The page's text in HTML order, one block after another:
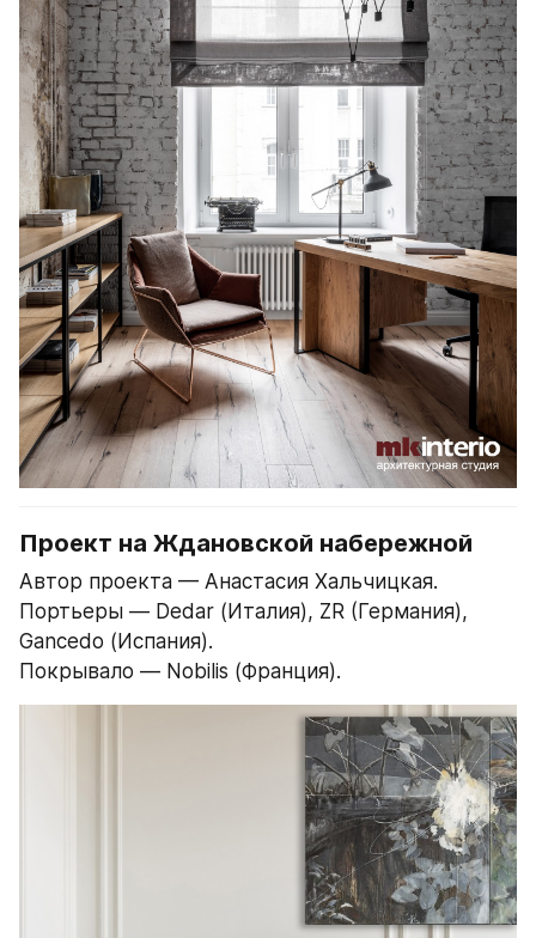
Проект на Ждановской набережной
Автор проекта — Анастасия Хальчицкая.
Портьеры — Dedar (Италия), ZR (Германия),
Gancedo (Испания).
Покрывало — Nobilis (Франция).